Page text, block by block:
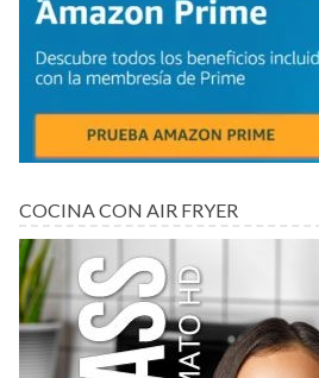
COCINA CON AIR FRYER